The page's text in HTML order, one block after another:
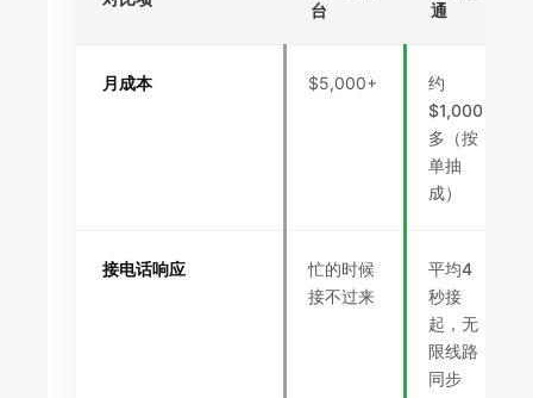
台
通
月成本 $5,000+
约
$1,000
多（按
单抽
成）
接电话响应
忙的时候
接不过来
平均4
秒接
起，无
限线路
同步